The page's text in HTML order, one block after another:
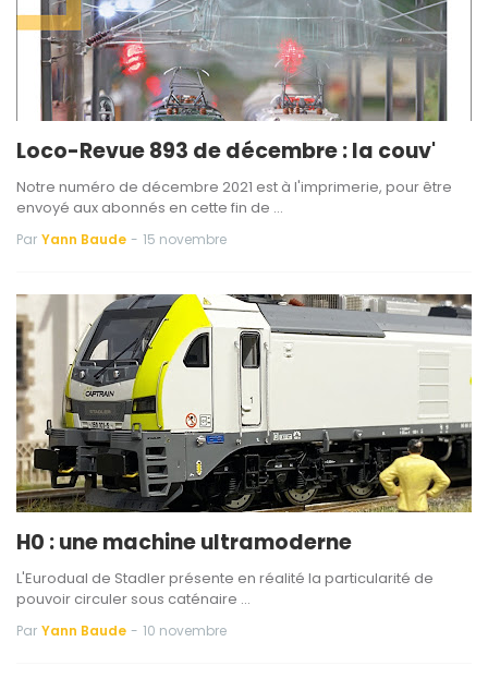
Loco-Revue 893 de décembre : la couv'
Notre numéro de décembre 2021 est à l'imprimerie, pour être
envoyé aux abonnés en cette fin de …
Par Yann Baude - 15 novembre
H0 : une machine ultramoderne
L'Eurodual de Stadler présente en réalité la particularité de
pouvoir circuler sous caténaire …
Par Yann Baude - 10 novembre